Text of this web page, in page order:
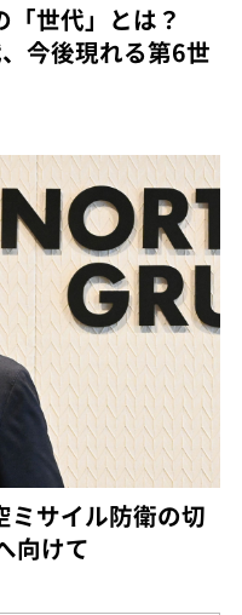
「世代」とは？
今後現れる第6世
ミサイル防衛の切
向けて